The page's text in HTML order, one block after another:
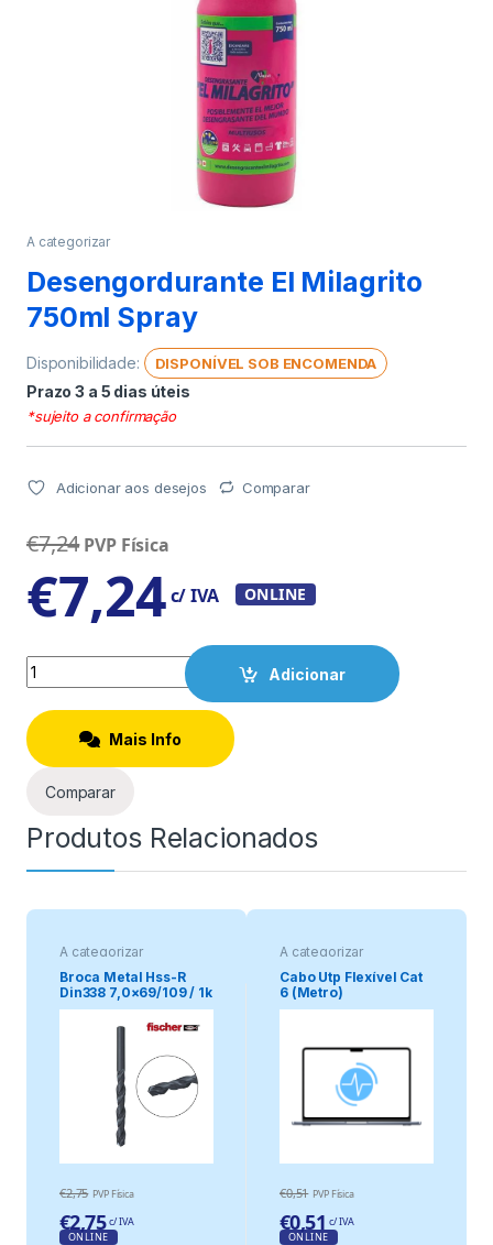
A categorizar
Desengordurante El Milagrito
750ml Spray
Disponibilidade: DISPONÍVEL SOB ENCOMENDA
Prazo 3 a 5 dias úteis
*sujeito a confirmação
Adicionar aos desejos Comparar
€7,24 PVP Física
€7,24c/ IVA ONLINE
Quantity
Adicionar
Mais Info
Comparar
Produtos Relacionados
A categorizar
Broca Metal Hss-R
Din338 7,0×69/109 / 1k
Fischer
€2,75 PVP Física
€2,75 c/ IVA
ONLINE
A categorizar
Cabo Utp Flexível Cat
6 (Metro)
€0,51 PVP Física
€0,51 c/ IVA
ONLINE